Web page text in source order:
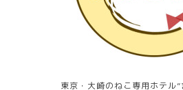
東京・大崎のねこ専用ホテル